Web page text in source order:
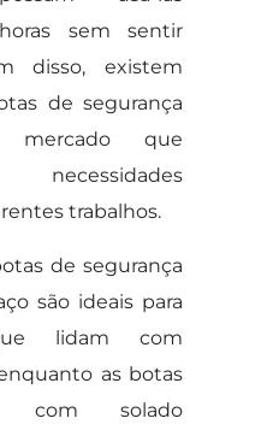
sem sentir
disso, existem
de segurança
mercado que
trabalhos.
de segurança
são ideais para
lidam com
as botas
com solado